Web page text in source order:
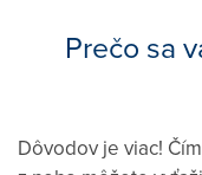
Prečo sa
Dôvodov je viac!